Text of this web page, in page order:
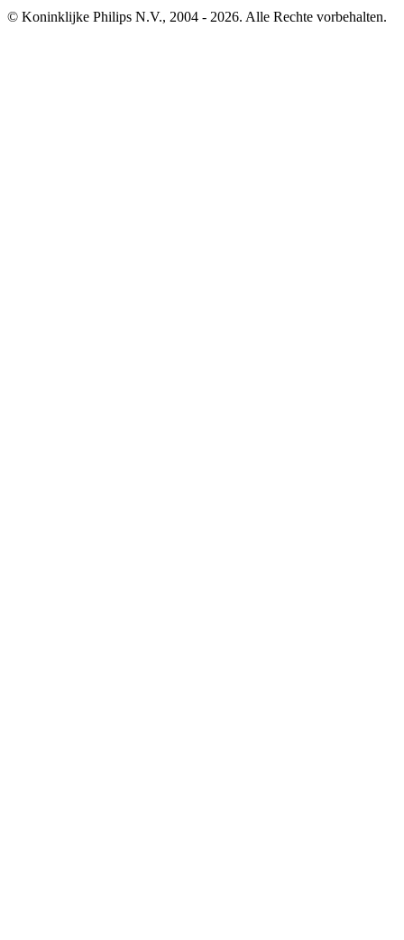
© Koninklijke Philips N.V., 2004 - 2026. Alle Rechte vorbehalten.